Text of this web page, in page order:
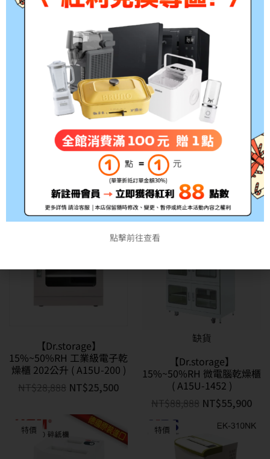
NT$28,888
NT$49,999NT$ 35,800
【Dr.storage】
15%-50%RH 工業級電子乾
燥櫃 598公升 ( A15U-575 )
59,999NT$38,500
特價
【Dr.storage】
15%-50%RH 工業級電子乾
燥櫃 624公升 ( A15U-600 )
NT$69,999NT$42,800
【Dr.storage】
15%~50%RH 工業級電子乾
燥櫃 202公升 ( A15U-200 )
NT$28,888 NT$25,500
缺貨
【Dr.storage】
15%~50%RH 微電腦乾燥櫃
( A15U-1452 )
NT$88,888 NT$55,900
特價 特價
點擊前往查看